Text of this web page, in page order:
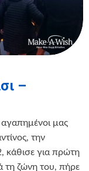
–
μας
την
κάθισε για πρώτη
τη ζώνη του, πήρε